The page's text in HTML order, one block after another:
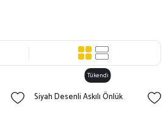
Tükendi
Siyah Desenli Askılı Önlük